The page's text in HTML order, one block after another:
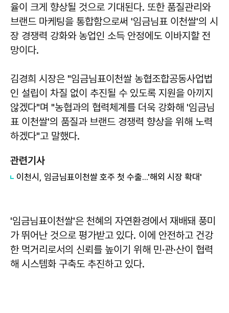
율이 크게 향상될 것으로 기대된다. 또한 품질관리와
브랜드 마케팅을 통합함으로써 '임금님표 이천쌀'의 시
장 경쟁력 강화와 농업인 소득 안정에도 이바지할 전
망이다.
김경희 시장은 "임금님표이천쌀 농협조합공동사업법
인 설립이 차질 없이 추진될 수 있도록 지원을 아끼지
않겠다"며 "농협과의 협력체계를 더욱 강화해 '임금님
표 이천쌀'의 품질과 브랜드 경쟁력 향상을 위해 노력
하겠다"고 말했다.
관련기사
이천시, 임금님표이천쌀 호주 첫 수출...'해외 시장 확대'
'임금님표이천쌀'은 천혜의 자연환경에서 재배돼 풍미
가 뛰어난 것으로 평가받고 있다. 이에 안전하고 건강
한 먹거리로서의 신뢰를 높이기 위해 민·관·산이 협력
해 시스템화 구축도 추진하고 있다.